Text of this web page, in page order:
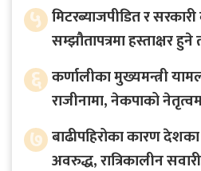
५ मिटरब्याजपीडित र
सम्झौतापत्रमा हस्ताक्षर हुने
६ कर्णालीका मुख्यमन्त्री
राजीनामा, नेकपाको
७ बाढीपहिरोका कारण
अवरुद्ध, रात्रिकालीन